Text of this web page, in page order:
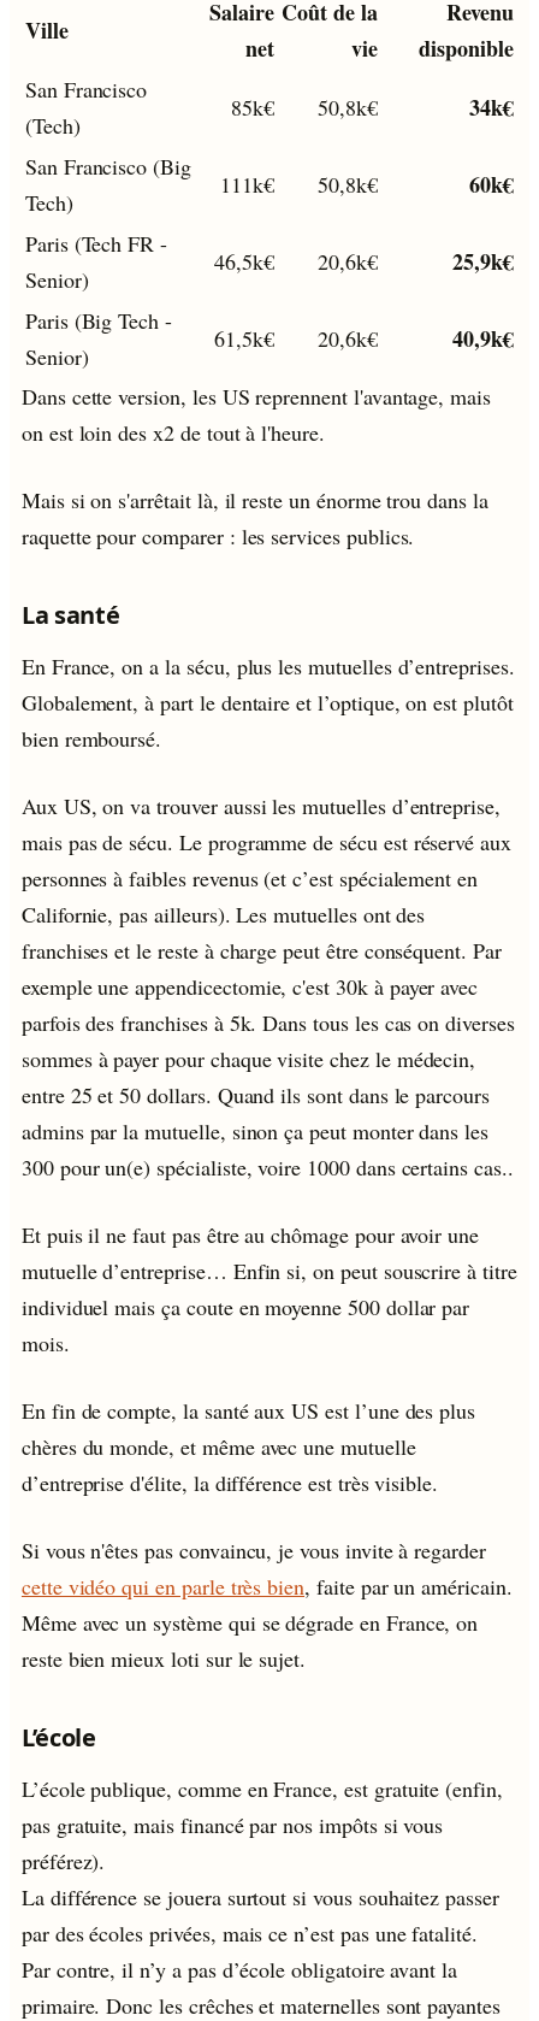
Ville
Salaire
net
Coût de la
vie
Revenu
disponible
San Francisco
(Tech)
85k€ 50,8k€ 34k€
San Francisco (Big
Tech)
111k€ 50,8k€ 60k€
Paris (Tech FR -
Senior)
46,5k€ 20,6k€ 25,9k€
Paris (Big Tech -
Senior)
61,5k€ 20,6k€ 40,9k€
Dans cette version, les US reprennent l'avantage, mais
on est loin des x2 de tout à l'heure.
Mais si on s'arrêtait là, il reste un énorme trou dans la
raquette pour comparer : les services publics.
La santé
En France, on a la sécu, plus les mutuelles d’entreprises.
Globalement, à part le dentaire et l’optique, on est plutôt
bien remboursé.
Aux US, on va trouver aussi les mutuelles d’entreprise,
mais pas de sécu. Le programme de sécu est réservé aux
personnes à faibles revenus (et c’est spécialement en
Californie, pas ailleurs). Les mutuelles ont des
franchises et le reste à charge peut être conséquent. Par
exemple une appendicectomie, c'est 30k à payer avec
parfois des franchises à 5k. Dans tous les cas on diverses
sommes à payer pour chaque visite chez le médecin,
entre 25 et 50 dollars. Quand ils sont dans le parcours
admins par la mutuelle, sinon ça peut monter dans les
300 pour un(e) spécialiste, voire 1000 dans certains cas..
Et puis il ne faut pas être au chômage pour avoir une
mutuelle d’entreprise… Enfin si, on peut souscrire à titre
individuel mais ça coute en moyenne 500 dollar par
mois.
En fin de compte, la santé aux US est l’une des plus
chères du monde, et même avec une mutuelle
d’entreprise d'élite, la différence est très visible.
Si vous n'êtes pas convaincu, je vous invite à regarder
cette vidéo qui en parle très bien, faite par un américain.
Même avec un système qui se dégrade en France, on
reste bien mieux loti sur le sujet.
L’école
L’école publique, comme en France, est gratuite (enfin,
pas gratuite, mais financé par nos impôts si vous
préférez).
La différence se jouera surtout si vous souhaitez passer
par des écoles privées, mais ce n’est pas une fatalité.
Par contre, il n’y a pas d’école obligatoire avant la
primaire. Donc les crêches et maternelles sont payantes